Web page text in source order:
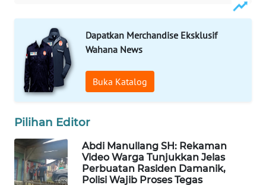
Dapatkan Merchandise Eksklusif
Wahana News
Buka Katalog
Pilihan Editor
Abdi Manullang SH: Rekaman
Video Warga Tunjukkan Jelas
Perbuatan Rasiden Damanik,
Polisi Wajib Proses Tegas
NEWS
SIDIKALANG
NEWS
SIBARAGAS
METRO
SIANTAR
NEWS